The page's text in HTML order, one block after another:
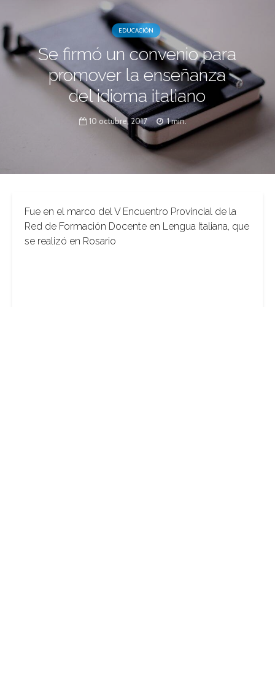
EDUCACIÓN
Se firmó un convenio para
promover la enseñanza
del idioma italiano
10 octubre, 2017 1 min.
Fue en el marco del V Encuentro Provincial de la
Red de Formación Docente en Lengua Italiana, que
se realizó en Rosario